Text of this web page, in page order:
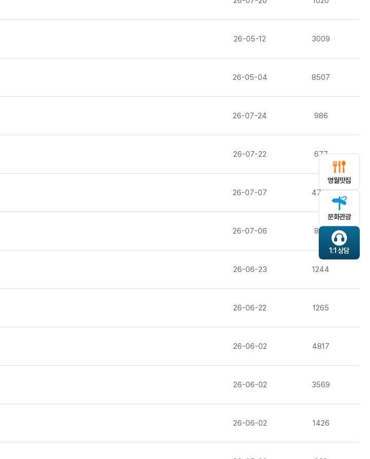
26-05-12 3009
26-05-04 8507
26-07-24 986
26-07-22 677
26-07-07 4708
26-07-06 873
26-06-23 1244
26-06-22 1265
26-06-02 4817
26-06-02 3569
26-06-02 1426
영월맛집
문화관광
1:1 상담